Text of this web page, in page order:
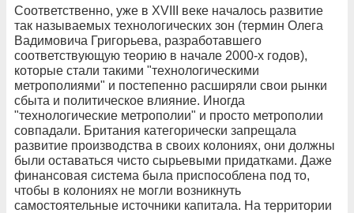
Соответственно, уже в XVIII веке началось развитие
так называемых технологических зон (термин Олега
Вадимовича Григорьева, разработавшего
соответствующую теорию в начале 2000-х годов),
которые стали такими "технологическими
метрополиями" и постепенно расширяли свои рынки
сбыта и политическое влияние. Иногда
"технологические метрополии" и просто метрополии
совпадали. Британия категорически запрещала
развитие производства в своих колониях, они должны
были оставаться чисто сырьевыми придатками. Даже
финансовая система была приспособлена под то,
чтобы в колониях не могли возникнуть
самостоятельные источники капитала. На территории